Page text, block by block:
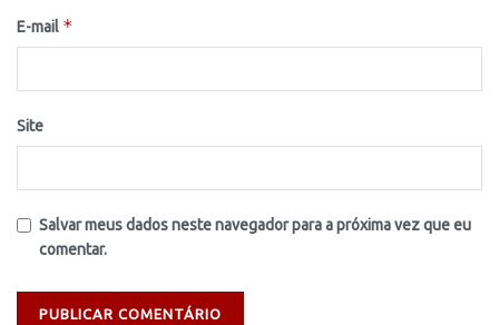
E-mail *
Site
Salvar meus dados neste navegador para a próxima vez que eu
comentar.